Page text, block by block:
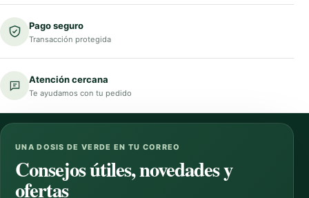
Pago seguro
Transacción protegida
Atención cercana
Te ayudamos con tu pedido
UNA DOSIS DE VERDE EN TU CORREO
Consejos útiles, novedades y
ofertas